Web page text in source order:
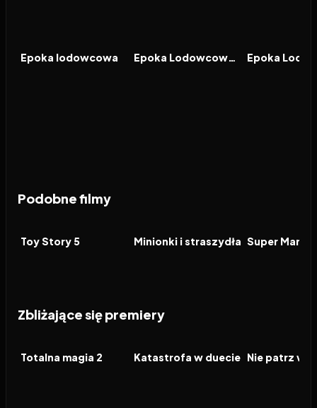
FILM
Epoka lodowcowa FILM Epoka Lodowcowa 2: Odwilż FILM
Podobne filmy
FILM
Toy Story 5 FILM
Minionki i straszydła FILM
Zbliżające się premiery
FILM
Totalna magia 2 FILM
Katastrofa w duecie FILM
Nie patrz w